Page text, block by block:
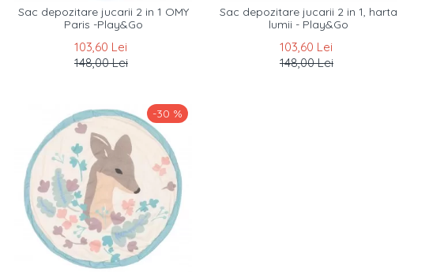
Sac depozitare jucarii 2 in 1 OMY
Paris -Play&Go
103,60 Lei
148,00 Lei
Sac depozitare jucarii 2 in 1, harta
lumii - Play&Go
103,60 Lei
148,00 Lei
-30 %